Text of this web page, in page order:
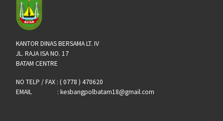
KANTOR DINAS BERSAMA LT. IV
JL. RAJA ISA NO. 17
BATAM CENTRE
NO TELP / FAX : ( 0778 ) 470620
EMAIL : kesbangpolbatam18@gmail.com